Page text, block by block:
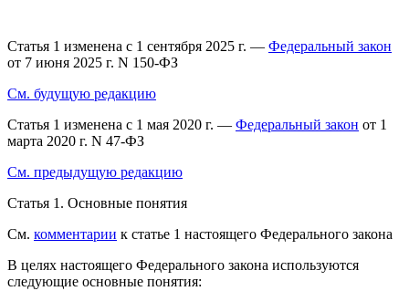
Статья 1 изменена с 1 сентября 2025 г. — Федеральный закон
от 7 июня 2025 г. N 150-ФЗ
См. будущую редакцию
Статья 1 изменена с 1 мая 2020 г. — Федеральный закон от 1
марта 2020 г. N 47-ФЗ
См. предыдущую редакцию
Статья 1. Основные понятия
См. комментарии к статье 1 настоящего Федерального закона
В целях настоящего Федерального закона используются
следующие основные понятия: